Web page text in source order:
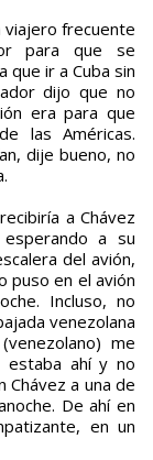
viajero frecuente
para que se
que ir a Cuba sin
dijo que no
era para que
las Américas.
dije bueno, no
a Chávez
a su
del avión,
puso en el avión
Incluso, no
venezolana
me
estaba ahí y no
Chávez a una de
De ahí en
en un